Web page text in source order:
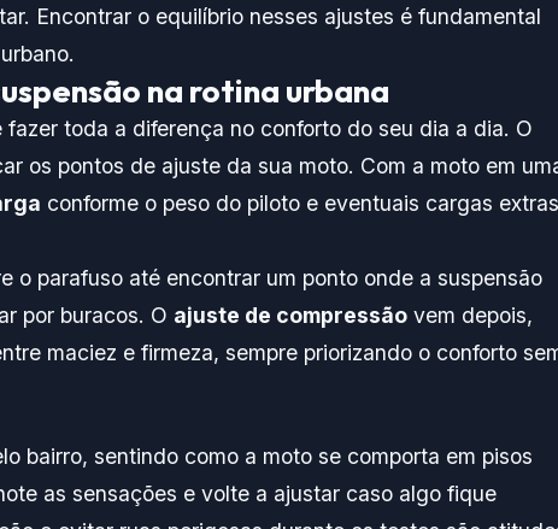
Encontrar o equilíbrio nesses ajustes é fundamental
na rotina urbana
toda a diferença no conforto do seu dia a dia. O
os pontos de ajuste da sua moto. Com a moto em
conforme o peso do piloto e eventuais cargas
o parafuso até encontrar um ponto onde a suspensão
por buracos. O ajuste de compressãovem depois,
maciez e firmeza, sempre priorizando o conforto
bairro, sentindo como a moto se comporta em pisos
as sensações e volte a ajustar caso algo fique